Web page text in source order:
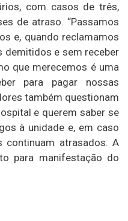
com casos de três,
de atraso. “Passamos
e, quando reclamamos
demitidos e sem receber
que merecemos é uma
para pagar nossas
também questionam
e querem saber se
à unidade e, em caso
continuam atrasados. A
para manifestação do